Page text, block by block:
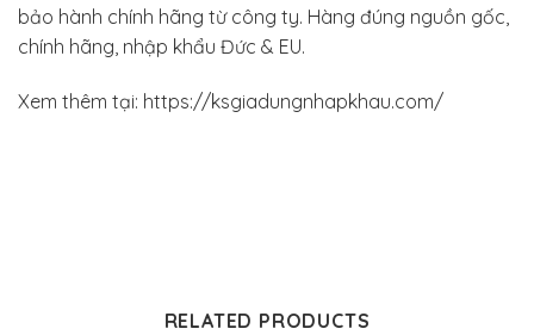
bảo hành chính hãng từ công ty. Hàng đúng nguồn gốc,
chính hãng, nhập khẩu Đức & EU.
Xem thêm tại: https://ksgiadungnhapkhau.com/
RELATED PRODUCTS